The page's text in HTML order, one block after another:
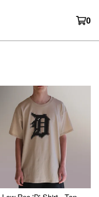
0